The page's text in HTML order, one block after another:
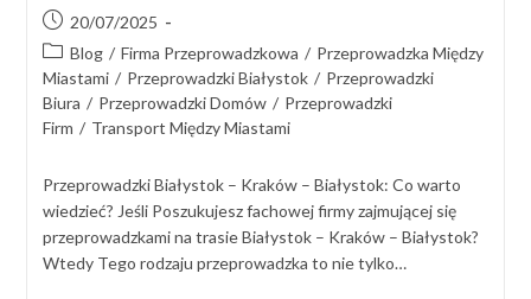
20/07/2025
Blog / Firma Przeprowadzkowa / Przeprowadzka Między
Miastami / Przeprowadzki Białystok / Przeprowadzki
Biura / Przeprowadzki Domów / Przeprowadzki
Firm / Transport Między Miastami
Przeprowadzki Białystok – Kraków – Białystok: Co warto
wiedzieć? Jeśli Poszukujesz fachowej firmy zajmującej się
przeprowadzkami na trasie Białystok – Kraków – Białystok?
Wtedy Tego rodzaju przeprowadzka to nie tylko…